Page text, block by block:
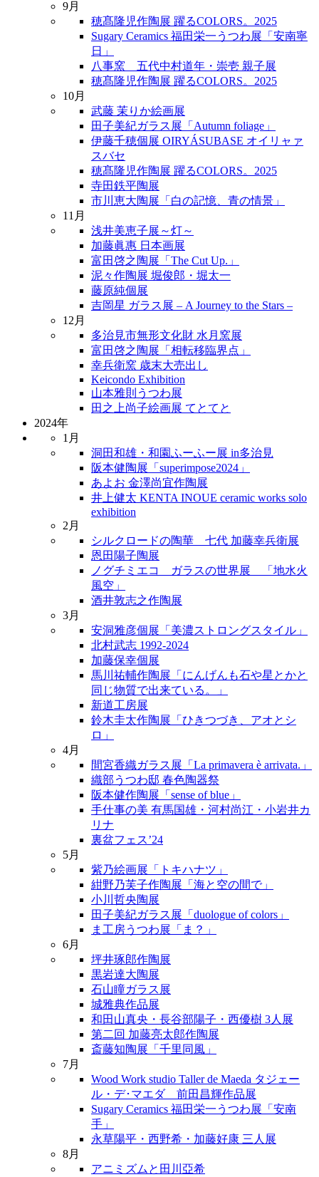
9月
穂髙隆児作陶展 躍るCOLORS。2025
Sugary Ceramics 福田栄一うつわ展「安南寧
日」
八事窯 五代中村道年・崇壱 親子展
穂髙隆児作陶展 躍るCOLORS。2025
10月
武藤 茉りか絵画展
田子美紀ガラス展「Autumn foliage」
伊藤千穂個展 OIRYÁSUBASE オイリャァ
スバセ
穂髙隆児作陶展 躍るCOLORS。2025
寺田鉄平陶展
市川恵大陶展「白の記憶、青の情景」
11月
浅井美恵子展～灯～
加藤眞惠 日本画展
富田啓之陶展「The Cut Up.」
泥々作陶展 堀俊郎・堀太一
藤原純個展
吉岡星 ガラス展 – A Journey to the Stars –
12月
多治見市無形文化財 水月窯展
富田啓之陶展「相転移臨界点」
幸兵衛窯 歳末大売出し
Keicondo Exhibition
山本雅則うつわ展
田之上尚子絵画展 てとてと
2024年
1月
洞田和雄・和園ふーふー展 in多治見
阪本健陶展「superimpose2024」
あよお 金澤尚宜作陶展
井上健太 KENTA INOUE ceramic works solo
exhibition
2月
シルクロードの陶華 七代 加藤幸兵衛展
恩田陽子陶展
ノグチミエコ ガラスの世界展 「地水火
風空」
酒井敦志之作陶展
3月
安洞雅彦個展「美濃ストロングスタイル」
北村武志 1992-2024
加藤保幸個展
馬川祐輔作陶展「にんげんも石や星とかと
同じ物質で出来ている。」
新道工房展
鈴木圭太作陶展「ひきつづき、アオとシ
ロ」
4月
間宮香織ガラス展「La primavera è arrivata.」
織部うつわ邸 春色陶器祭
阪本健作陶展「sense of blue」
手仕事の美 有馬国雄・河村尚江・小岩井カ
リナ
裏盆フェス’24
5月
紫乃絵画展「トキハナツ」
紺野乃芙子作陶展「海と空の間で」
小川哲央陶展
田子美紀ガラス展「duologue of colors」
ま工房うつわ展「ま？」
6月
坪井琢郎作陶展
黒岩達大陶展
石山瞳ガラス展
城雅典作品展
和田山真央・長谷部陽子・西優樹 3人展
第二回 加藤亮太郎作陶展
斎藤知陶展「千里同風」
7月
Wood Work studio Taller de Maeda タジェー
ル・デ･マエダ 前田昌輝作品展
Sugary Ceramics 福田栄一うつわ展「安南
手」
永草陽平・西野希・加藤好康 三人展
8月
アニミズムと田川亞希